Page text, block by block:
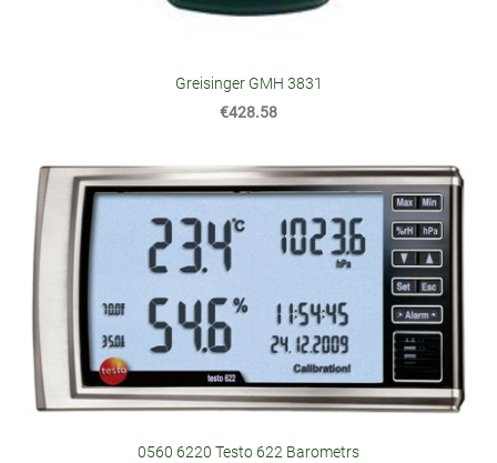
Greisinger GMH 3831
€428.58
0560 6220 Testo 622 Barometrs